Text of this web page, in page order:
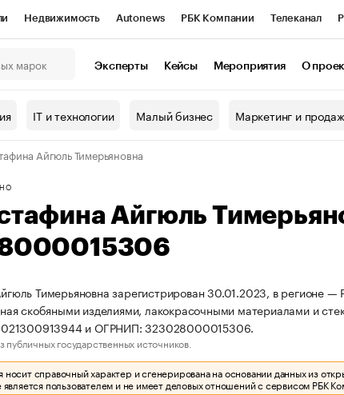
Недвижимость Autonews РБК Компании Телеканал
контрагентов
Эксперты Кейсы Мероприятия О
IT и технологии Малый бизнес Маркетинг и
Айгюль Тимерьяновна
Айгюль
Тимерьяновна зарегистрирован 30.01.2023, в регионе —
скобяными изделиями, лакокрасочными материалами и
021300913944 и ОГРНИП: 323028000015306.
государственных источников.
справочный характер и сгенерирована на основании данных из
является пользователем и не имеет деловых отношений с сервисом РБК